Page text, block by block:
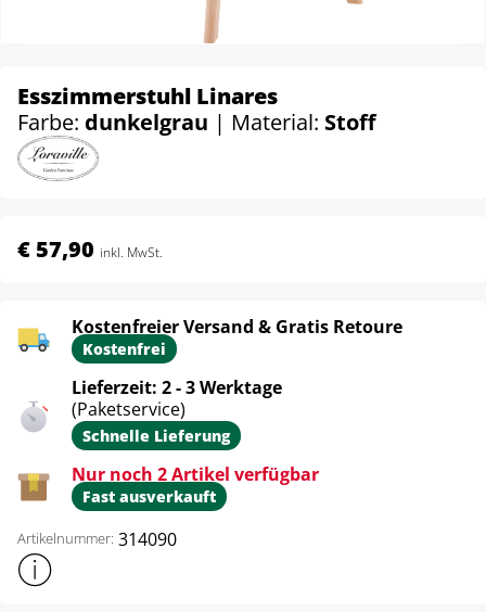
Esszimmerstuhl Linares
Farbe: dunkelgrau | Material: Stoff
€ 57,90 inkl. MwSt.
Kostenfreier Versand & Gratis Retoure
Kostenfrei
Lieferzeit: 2 - 3 Werktage
(Paketservice)
Schnelle Lieferung
Nur noch 2 Artikel verfügbar
Fast ausverkauft
Artikelnummer: 314090
Weitere Produktinformationen anzeigen